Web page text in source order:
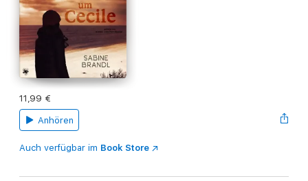
11,99 €
Anhören
Auch verfügbar im Book Store